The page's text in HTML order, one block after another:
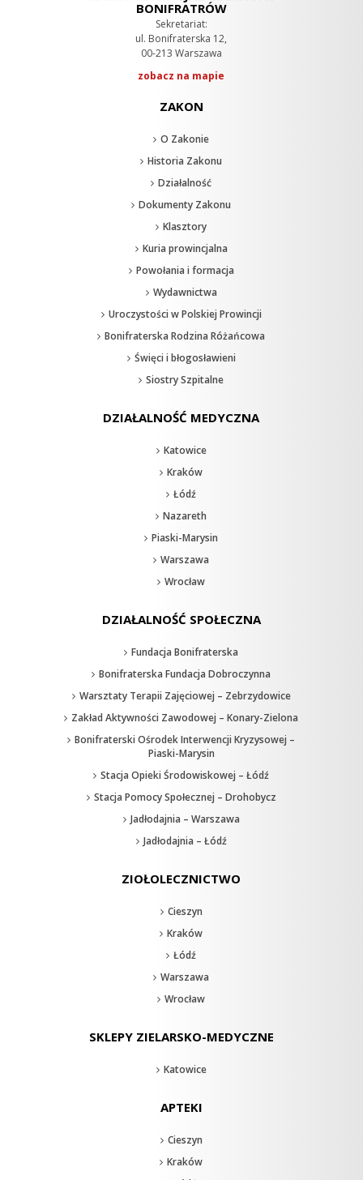
BONIFRATRÓW
Sekretariat:
ul. Bonifraterska 12,
00-213 Warszawa
zobacz na mapie
ZAKON
O Zakonie
Historia Zakonu
Działalność
Dokumenty Zakonu
Klasztory
Kuria prowincjalna
Powołania i formacja
Wydawnictwa
Uroczystości w Polskiej Prowincji
Bonifraterska Rodzina Różańcowa
Święci i błogosławieni
Siostry Szpitalne
DZIAŁALNOŚĆ MEDYCZNA
Katowice
Kraków
Łódź
Nazareth
Piaski-Marysin
Warszawa
Wrocław
DZIAŁALNOŚĆ SPOŁECZNA
Fundacja Bonifraterska
Bonifraterska Fundacja Dobroczynna
Warsztaty Terapii Zajęciowej – Zebrzydowice
Zakład Aktywności Zawodowej – Konary-Zielona
Bonifraterski Ośrodek Interwencji Kryzysowej –
Piaski-Marysin
Stacja Opieki Środowiskowej – Łódź
Stacja Pomocy Społecznej – Drohobycz
Jadłodajnia – Warszawa
Jadłodajnia – Łódź
ZIOŁOLECZNICTWO
Cieszyn
Kraków
Łódź
Warszawa
Wrocław
SKLEPY ZIELARSKO-MEDYCZNE
Katowice
APTEKI
Cieszyn
Kraków